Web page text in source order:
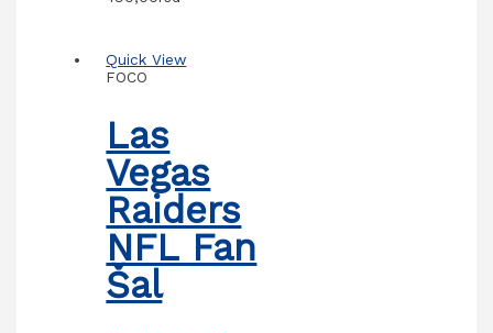
Quick View
FOCO
Las
Vegas
Raiders
NFL Fan
Šal